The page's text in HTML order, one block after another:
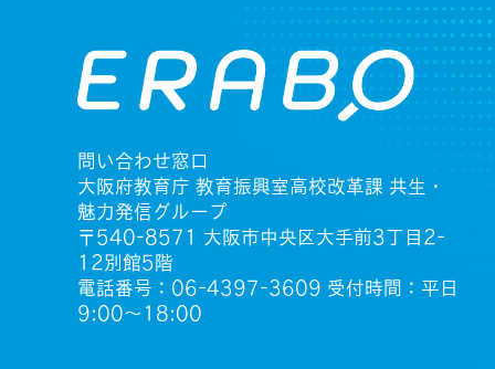
問い合わせ窓口
大阪府教育庁 教育振興室高校改革課 共生・
魅力発信グループ
〒540-8571 大阪市中央区大手前3丁目2-
12別館5階
電話番号：06-4397-3609 受付時間：平日
9:00〜18:00